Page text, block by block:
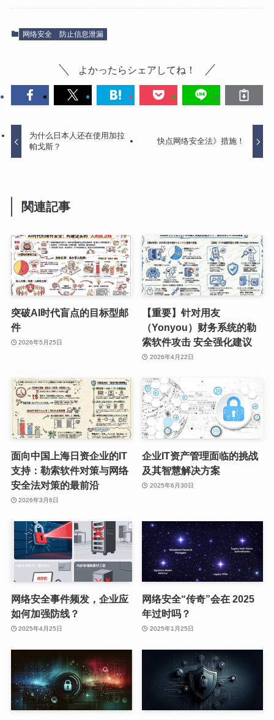
网络安全 防止信息泄漏
よかったらシェアしてね！
为什么日本人还在使用加拉
帕戈斯？
快点网络安全法》措施！
関連記事
突破AI时代盲点的目标型邮
件
2026年5月25日
【重要】针对用友
（Yonyou）财务系统的勒
索软件攻击 安全强化建议
2026年4月22日
面向中国上海日资企业的IT
支持：勒索软件对策与网络
安全法对策的最前沿
2026年3月6日
企业IT资产管理面临的挑战
及其智慧解决方案
2025年6月30日
网络安全事件频发，企业应
如何加强防线？
2025年4月25日
网络安全“传奇”会在 2025
年过时吗？
2025年1月25日